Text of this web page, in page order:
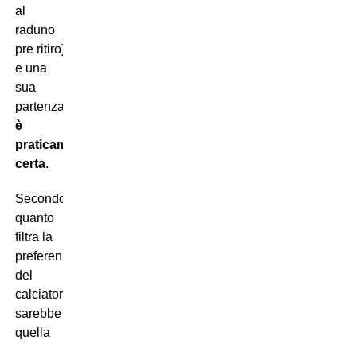
al
raduno
pre ritiro)
e una
sua
partenza
è
praticamente
certa.
Secondo
quanto
filtra la
preferenza
del
calciatore
sarebbe
quella